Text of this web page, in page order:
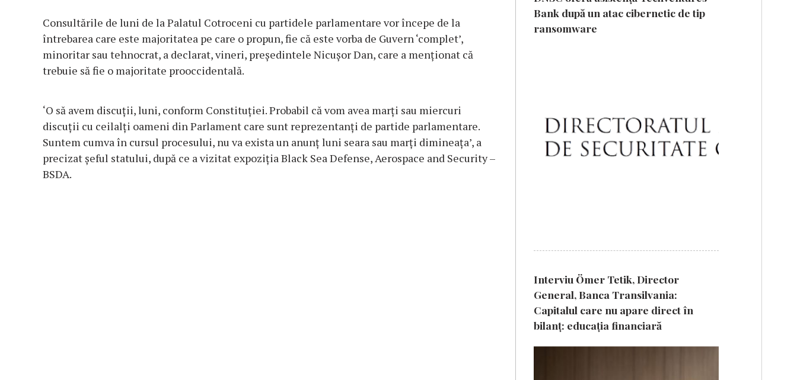
Consultările de luni de la Palatul Cotroceni cu partidele parlamentare vor începe de la
întrebarea care este majoritatea pe care o propun, fie că este vorba de Guvern ‘complet’,
minoritar sau tehnocrat, a declarat, vineri, președintele Nicușor Dan, care a menționat că
trebuie să fie o majoritate prooccidentală.
‘O să avem discuții, luni, conform Constituției. Probabil că vom avea marți sau miercuri
discuții cu ceilalți oameni din Parlament care sunt reprezentanți de partide parlamentare.
Suntem cumva în cursul procesului, nu va exista un anunț luni seara sau marți dimineața’, a
precizat șeful statului, după ce a vizitat expoziția Black Sea Defense, Aerospace and Security –
BSDA.
Bank după un atac cibernetic de tip
ransomware
Interviu Ömer Tetik, Director
General, Banca Transilvania:
Capitalul care nu apare direct în
bilanț: educația financiară